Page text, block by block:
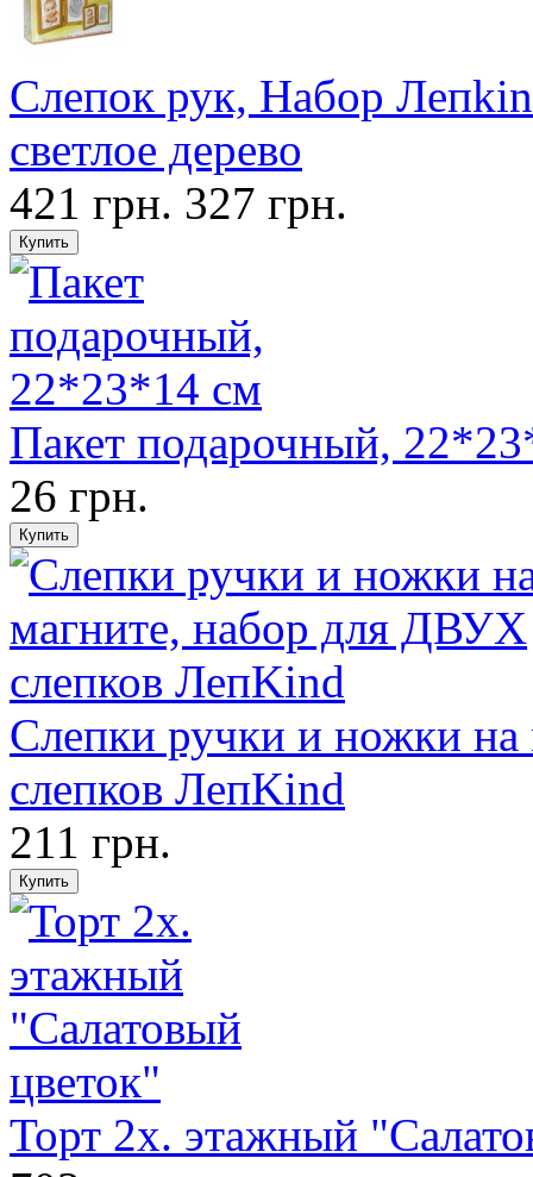
Слепок рук, Набор
светлое дерево
421 грн. 327 грн.
Пакет подарочный,
26 грн.
Слепки ручки и ножки
слепков ЛепKind
211 грн.
Торт 2х. этажный